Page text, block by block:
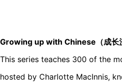
Growing up with Chinese（成长
This series teaches 300 of the
hosted by Charlotte MacInnis,